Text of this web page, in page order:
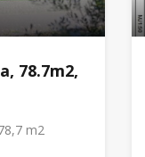
78.7m2,
m2